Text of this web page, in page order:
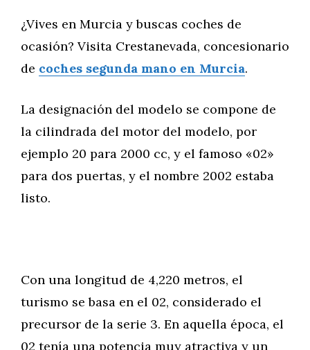
¿Vives en Murcia y buscas coches de
ocasión? Visita Crestanevada, concesionario
de coches segunda mano en Murcia.
La designación del modelo se compone de
la cilindrada del motor del modelo, por
ejemplo 20 para 2000 cc, y el famoso «02»
para dos puertas, y el nombre 2002 estaba
listo.
Con una longitud de 4,220 metros, el
turismo se basa en el 02, considerado el
precursor de la serie 3. En aquella época, el
02 tenía una potencia muy atractiva y un